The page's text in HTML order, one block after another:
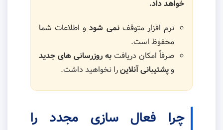
خواهد داد.
نرم افزار متوقفنمی شودو اطلاعات شما
محفوظ است.
صرفاً امکان دریافت به روزرسانی های جدید
و پشتیبانی آنلاینرا نخواهید داشت.
چرا فعال سازی مجدد را